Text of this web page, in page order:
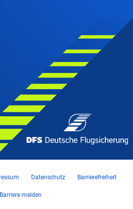
Datenschutz Barrierefreiheit
Barriere melden